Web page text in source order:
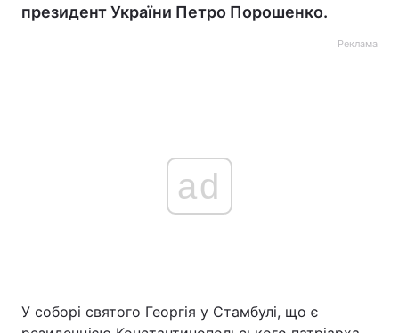
президент України Петро Порошенко.
Реклама
ad
У соборі святого Георгія у Стамбулі, що є